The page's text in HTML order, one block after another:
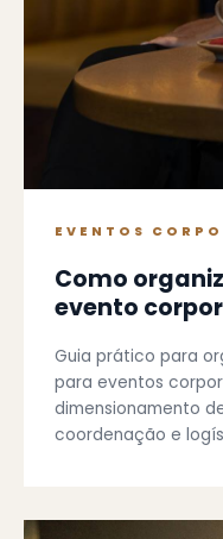
EVENTOS
Como
evento
Guia prático para
para eventos
dimensionamento
coordenação e